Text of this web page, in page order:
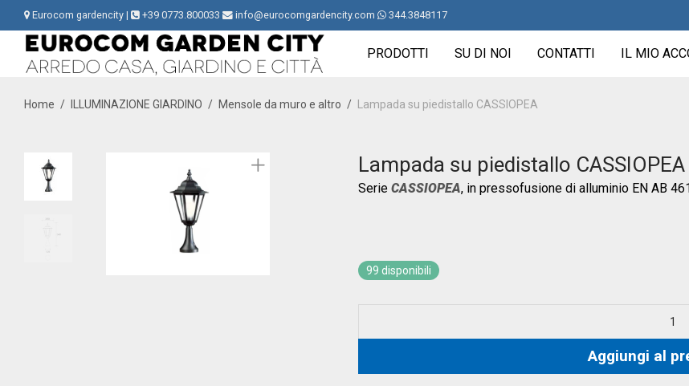
Eurocom gardencity | +39 0773.800033 info@eurocomgardencity.com 344.3848117
PRODOTTI SU DI NOI CONTATTI IL MIO
Home / ILLUMINAZIONE GIARDINO / Mensole da muro e altro / Lampada su piedistallo CASSIOPEA
Lampada su piedistallo CASSIOPEA
Serie CASSIOPEA, in pressofusione di alluminio EN AB
99 disponibili
Aggiungi al